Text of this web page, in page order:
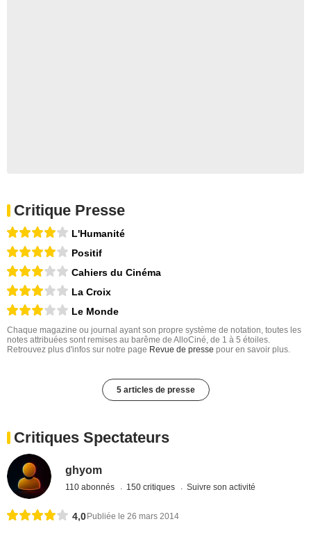
Critique Presse
L'Humanité
Positif
Cahiers du Cinéma
La Croix
Le Monde
Chaque magazine ou journal ayant son propre système de notation, toutes les
notes attribuées sont remises au barême de AlloCiné, de 1 à 5 étoiles.
Retrouvez plus d'infos sur notre page Revue de presse pour en savoir plus.
5 articles de presse
Critiques Spectateurs
ghyom
110 abonnés 150 critiques Suivre son activité
4,0Publiée le 26 mars 2014